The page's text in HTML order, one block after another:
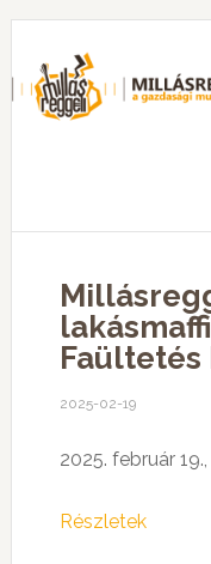
Faültetés
2025-02-19
2025. február
Részletek